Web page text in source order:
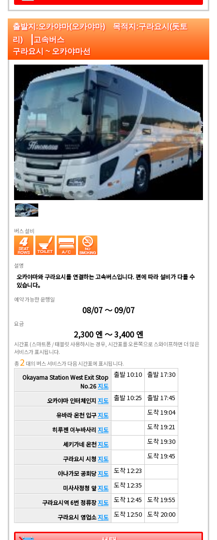
출발지:오카야마(오카야마) 목적지:구라요시(돗토
리) |고속버스
구라요시 ~ 오카야마선
버스 설비
설명
오카야마와 구라요시를 연결하는 고속버스입니다. 편에 따라 설비가 다를 수
있습니다。
예약 가능한 운행일
08/07 ～ 09/07
요금
2,300 엔 ～ 3,400 엔
시간표 (스마트폰 / 태블릿 사용하시는 경우, 시간표를 오른쪽으로 스와이프하면 더 많은
서비스가 표시됩니다.
총2 대의 버스 서비스가 다음 시간표에 표시됩니다.
Okayama Station West Exit Stop
No.26지도
출발 10:10 출발 17:30
오카야마 인터체인지 지도 출발 10:25 출발 17:45
유바라 온천 입구지도 도착 19:04
히루젠 이누바사리 지도 도착 19:21
세키가네 온천지도 도착 19:30
구라요시 시청 지도 도착 19:45
아나가모 공회당지도 도착 12:23
미사사정청 앞지도 도착 12:35
구라요시역 6번 정류장지도 도착 12:45 도착 19:55
구라요시 영업소지도 도착 12:50 도착 20:00